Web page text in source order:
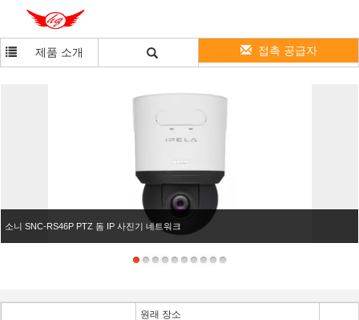
제품 소개 접촉 공급자
소니 SNC-RS46P PTZ 돔 IP 사진기 네트워크
원래 장소